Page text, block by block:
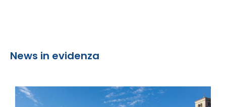
News in evidenza